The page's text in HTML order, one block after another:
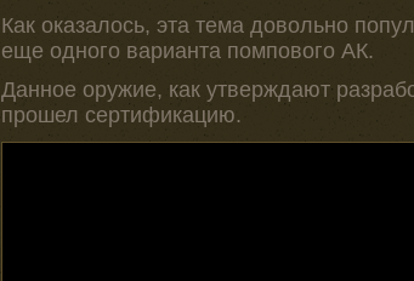
Как оказалось, эта тема довольно
еще одного варианта помпового АК.
Данное оружие, как утверждают
прошел сертификацию.